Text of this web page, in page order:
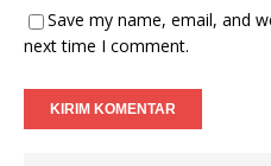
Save my name, email, and
next time I comment.